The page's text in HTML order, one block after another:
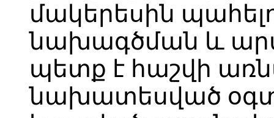
մակերեսին
նախագծման և
պետք է հաշվի
նախատեսված